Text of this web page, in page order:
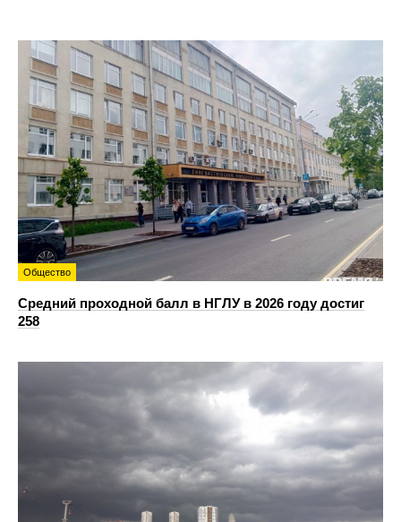
Общество
Средний проходной балл в НГЛУ в 2026 году достиг
258